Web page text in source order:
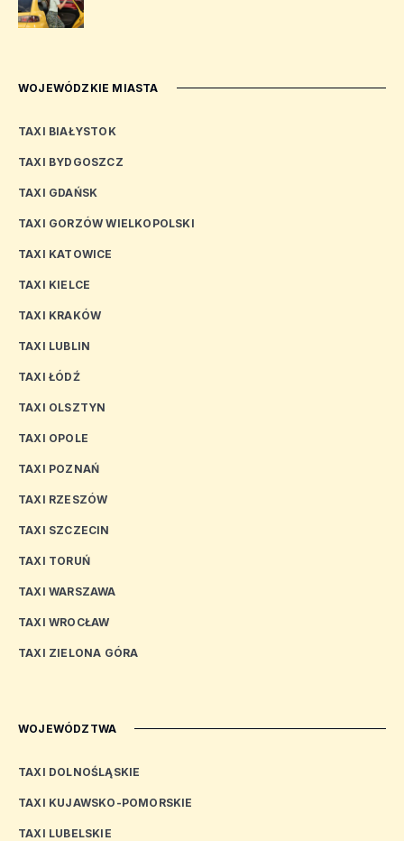
WOJEWÓDZKIE MIASTA
TAXI BIAŁYSTOK
TAXI BYDGOSZCZ
TAXI GDAŃSK
TAXI GORZÓW WIELKOPOLSKI
TAXI KATOWICE
TAXI KIELCE
TAXI KRAKÓW
TAXI LUBLIN
TAXI ŁÓDŹ
TAXI OLSZTYN
TAXI OPOLE
TAXI POZNAŃ
TAXI RZESZÓW
TAXI SZCZECIN
TAXI TORUŃ
TAXI WARSZAWA
TAXI WROCŁAW
TAXI ZIELONA GÓRA
WOJEWÓDZTWA
TAXI DOLNOŚLĄSKIE
TAXI KUJAWSKO-POMORSKIE
TAXI LUBELSKIE